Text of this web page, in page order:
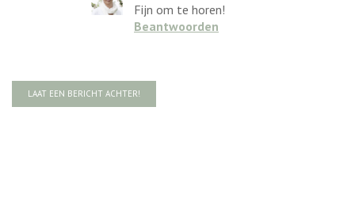
Fijn om te horen!
Beantwoorden
LAAT EEN BERICHT ACHTER!